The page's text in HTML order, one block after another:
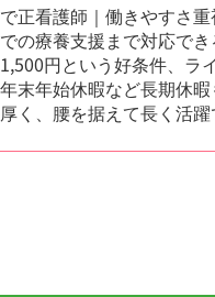
正看護師｜働きやすさ
の療養支援まで対応で
円という好条件、
末年始休暇など長期休
く、腰を据えて長く活